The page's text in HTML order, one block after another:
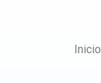
Inicio